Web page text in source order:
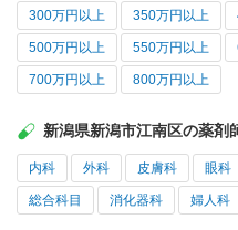
300万円以上 350万円以上
500万円以上 550万円以上
700万円以上 800万円以上
新潟県新潟市江南区の薬剤
内科 外科 皮膚科 眼科
総合科目 消化器科 婦人科